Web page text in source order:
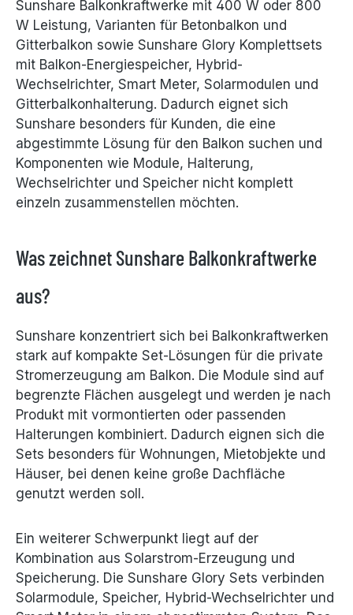
Sunshare Balkonkraftwerke mit 400 W oder 800
W Leistung, Varianten für Betonbalkon und
Gitterbalkon sowie Sunshare Glory Komplettsets
mit Balkon-Energiespeicher, Hybrid-
Wechselrichter, Smart Meter, Solarmodulen und
Gitterbalkonhalterung. Dadurch eignet sich
Sunshare besonders für Kunden, die eine
abgestimmte Lösung für den Balkon suchen und
Komponenten wie Module, Halterung,
Wechselrichter und Speicher nicht komplett
einzeln zusammenstellen möchten.
Was zeichnet Sunshare Balkonkraftwerke
aus?
Sunshare konzentriert sich bei Balkonkraftwerken
stark auf kompakte Set-Lösungen für die private
Stromerzeugung am Balkon. Die Module sind auf
begrenzte Flächen ausgelegt und werden je nach
Produkt mit vormontierten oder passenden
Halterungen kombiniert. Dadurch eignen sich die
Sets besonders für Wohnungen, Mietobjekte und
Häuser, bei denen keine große Dachfläche
genutzt werden soll.
Ein weiterer Schwerpunkt liegt auf der
Kombination aus Solarstrom-Erzeugung und
Speicherung. Die Sunshare Glory Sets verbinden
Solarmodule, Speicher, Hybrid-Wechselrichter und